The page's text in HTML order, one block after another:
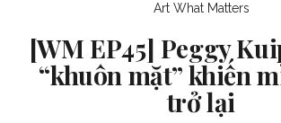
Art What Matters
[WM EP45] Peggy
“khuôn mặt” khiến
trở lại